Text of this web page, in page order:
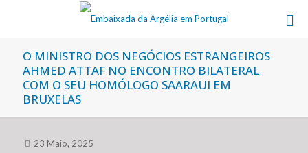
O MINISTRO DOS NEGÓCIOS ESTRANGEIROS
AHMED ATTAF NO ENCONTRO BILATERAL
COM O SEU HOMÓLOGO SAARAUI EM
BRUXELAS
23 Maio, 2025